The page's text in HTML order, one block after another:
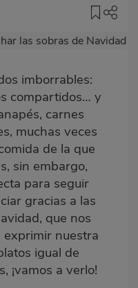
imborrables:
compartidos… y
carnes
, muchas veces
de la que
sin embargo,
para seguir
gracias a las
que nos
nuestra
igual de
¡vamos a verlo!